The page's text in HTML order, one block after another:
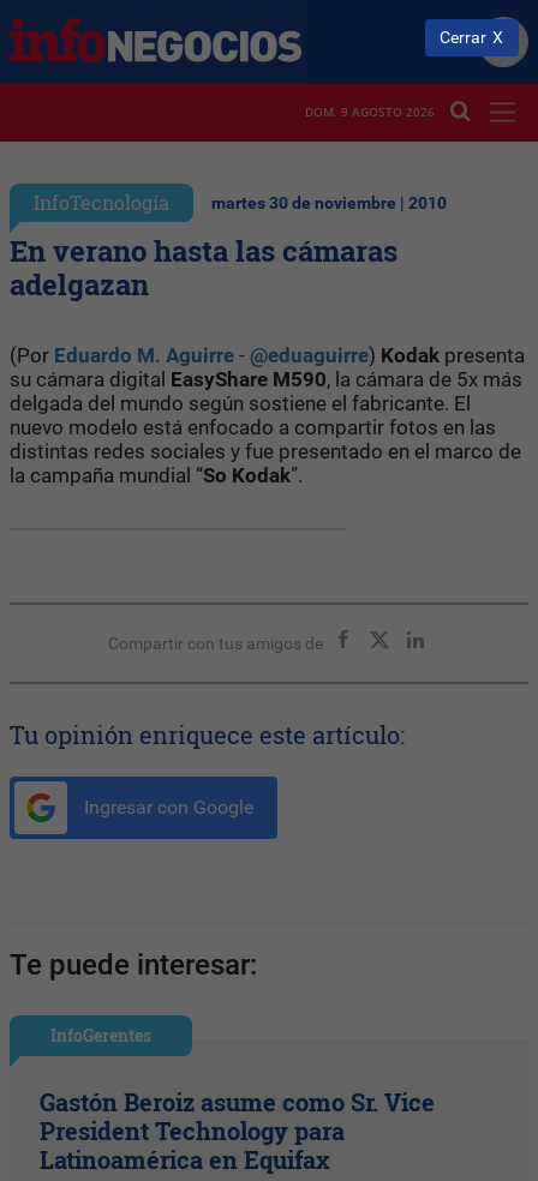
DOM. 9 AGOSTO 2026
InfoTecnología martes 30 de noviembre | 2010
En verano hasta las cámaras
adelgazan
(Por Eduardo M. Aguirre - @eduaguirre) Kodak presenta
su cámara digital EasyShare M590, la cámara de 5x más
delgada del mundo según sostiene el fabricante. El
nuevo modelo está enfocado a compartir fotos en las
distintas redes sociales y fue presentado en el marco de
la campaña mundial “So Kodak”.
Compartir con tus amigos de
Tu opinión enriquece este artículo:
Ingresar con Google
Te puede interesar:
InfoGerentes
Gastón Beroiz asume como Sr. Vice
President Technology para
Latinoamérica en Equifax
Cerrar